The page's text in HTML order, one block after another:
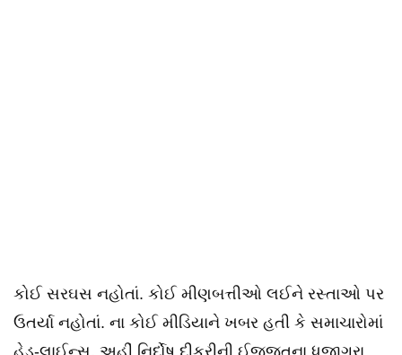
કોઈ સરઘસ નહોતાં. કોઈ મીણબત્તીઓ લઈને રસ્તાઓ પર
ઉતર્યા નહોતાં. ના કોઈ મીડિયાને ખબર હતી કે સમાચારોમાં
હેડ-લાઈન્સ. અહીં નિર્દોષ દીકરીની ઈજ્જતના ધજાગરા